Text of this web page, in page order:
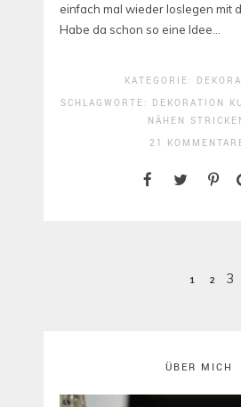
einfach mal wieder loslegen mit
Habe da schon so eine Idee…
KATEGORIE:
SCHLAGWORTE: DEKORATION
NÄHEN
21
1 2 3
ÜBER MICH